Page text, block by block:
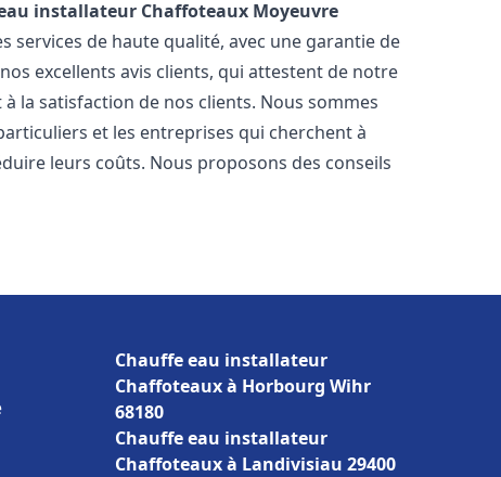
installateur Chaffoteaux Moyeuvre
services de haute qualité, avec une garantie de
excellents avis clients, qui attestent de notre
la satisfaction de nos clients. Nous sommes
et les entreprises qui cherchent à
leurs coûts. Nous proposons des conseils
Chauffe eau installateur
Chaffoteaux à Horbourg Wihr
68180
Chauffe eau installateur
Chaffoteaux à Landivisiau 29400